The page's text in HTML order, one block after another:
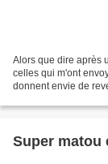
Alors que dire après
celles qui m'ont
donnent envie de
Super matou